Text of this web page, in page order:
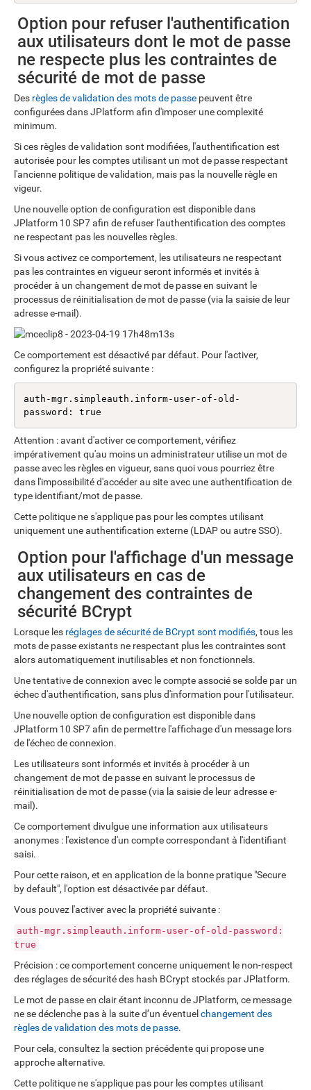
Option pour refuser l'authentification
aux utilisateurs dont le mot de passe
ne respecte plus les contraintes de
sécurité de mot de passe
Des règles de validation des mots de passe peuvent être
configurées dans JPlatform afin d'imposer une complexité
minimum.
Si ces règles de validation sont modifiées, l'authentification est
autorisée pour les comptes utilisant un mot de passe respectant
l'ancienne politique de validation, mais pas la nouvelle règle en
vigeur.
Une nouvelle option de configuration est disponible dans
JPlatform 10 SP7 afin de refuser l'authentification des comptes
ne respectant pas les nouvelles règles.
Si vous activez ce comportement, les utilisateurs ne respectant
pas les contraintes en vigueur seront informés et invités à
procéder à un changement de mot de passe en suivant le
processus de réinitialisation de mot de passe (via la saisie de leur
adresse e-mail).
Ce comportement est désactivé par défaut. Pour l'activer,
configurez la propriété suivante :
auth-mgr.simpleauth.inform-user-of-old-
password: true
Attention : avant d'activer ce comportement, vérifiez
impérativement qu'au moins un administrateur utilise un mot de
passe avec les règles en vigueur, sans quoi vous pourriez être
dans l'impossibilité d'accéder au site avec une authentification de
type identifiant/mot de passe.
Cette politique ne s'applique pas pour les comptes utilisant
uniquement une authentification externe (LDAP ou autre SSO).
Option pour l'affichage d'un message
aux utilisateurs en cas de
changement des contraintes de
sécurité BCrypt
Lorsque les réglages de sécurité de BCrypt sont modifiés, tous les
mots de passe existants ne respectant plus les contraintes sont
alors automatiquement inutilisables et non fonctionnels.
Une tentative de connexion avec le compte associé se solde par un
échec d'authentification, sans plus d'information pour l'utilisateur.
Une nouvelle option de configuration est disponible dans
JPlatform 10 SP7 afin de permettre l'affichage d'un message lors
de l'échec de connexion.
Les utilisateurs sont informés et invités à procéder à un
changement de mot de passe en suivant le processus de
réinitialisation de mot de passe (via la saisie de leur adresse e-
mail).
Ce comportement divulgue une information aux utilisateurs
anonymes : l'existence d'un compte correspondant à l'identifiant
saisi.
Pour cette raison, et en application de la bonne pratique "Secure
by default", l'option est désactivée par défaut.
Vous pouvez l'activer avec la propriété suivante :
auth-mgr.simpleauth.inform-user-of-old-password:
true
Précision : ce comportement concerne uniquement le non-respect
des réglages de sécurité des hash BCrypt stockés par JPlatform.
Le mot de passe en clair étant inconnu de JPlatform, ce message
ne se déclenche pas à la suite d’un éventuelchangement des
règles de validation des mots de passe.
Pour cela, consultez la section précédente qui propose une
approche alternative.
Cette politique ne s'applique pas pour les comptes utilisant